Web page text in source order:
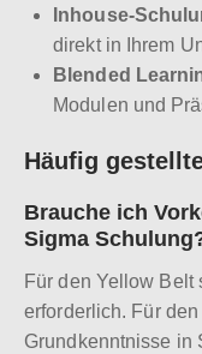
Inhouse-
direkt in Ihrem
Blended
Modulen und
Häufig
Brauche ich
Sigma
Für den Yellow Belt
erforderlich. Für
Grundkenntnisse in